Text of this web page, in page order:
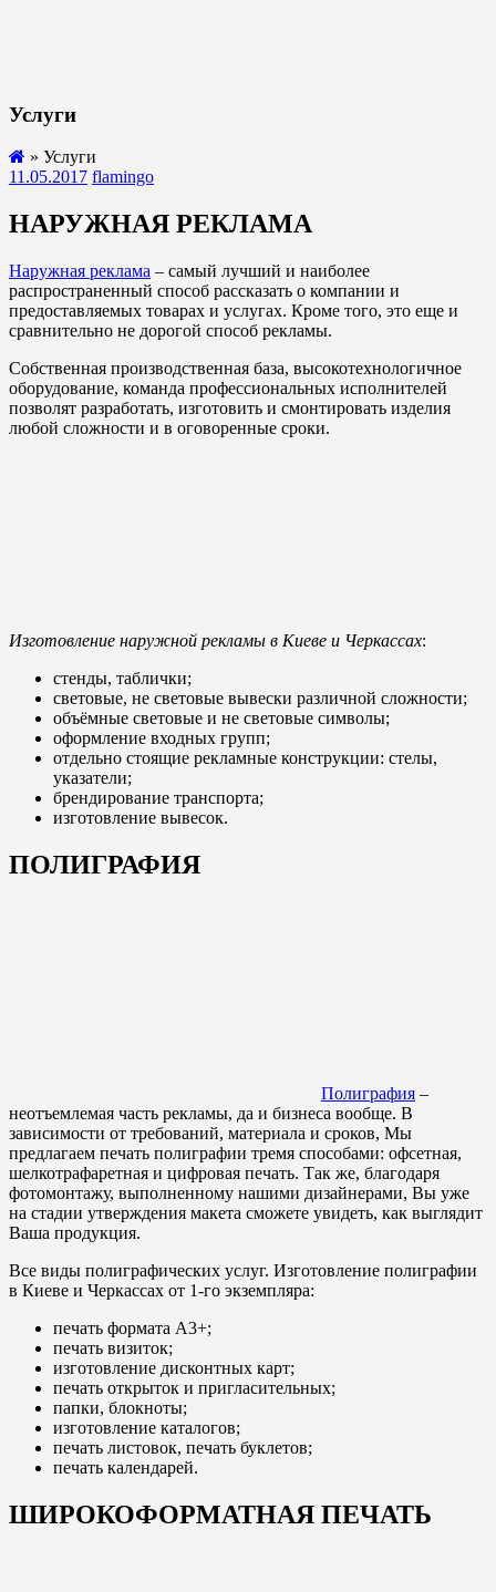
Услуги
» Услуги
11.05.2017 flamingo
НАРУЖНАЯ РЕКЛАМА
Наружная реклама – самый лучший и наиболее
распространенный способ рассказать о компании и
предоставляемых товарах и услугах. Кроме того, это еще и
сравнительно не дорогой способ рекламы.
Собственная производственная база, высокотехнологичное
оборудование, команда профессиональных исполнителей
позволят разработать, изготовить и смонтировать изделия
любой сложности и в оговоренные сроки.
Изготовление наружной рекламы в Киеве и Черкассах:
стенды, таблички;
световые, не световые вывески различной сложности;
объёмные световые и не световые символы;
оформление входных групп;
отдельно стоящие рекламные конструкции: стелы,
указатели;
брендирование транспорта;
изготовление вывесок.
ПОЛИГРАФИЯ
Полиграфия –
неотъемлемая часть рекламы, да и бизнеса вообще. В
зависимости от требований, материала и сроков, Мы
предлагаем печать полиграфии тремя способами: офсетная,
шелкотрафаретная и цифровая печать. Так же, благодаря
фотомонтажу, выполненному нашими дизайнерами, Вы уже
на стадии утверждения макета сможете увидеть, как выглядит
Ваша продукция.
Все виды полиграфических услуг. Изготовление полиграфии
в Киеве и Черкассах от 1-го экземпляра:
печать формата А3+;
печать визиток;
изготовление дисконтных карт;
печать открыток и пригласительных;
папки, блокноты;
изготовление каталогов;
печать листовок, печать буклетов;
печать календарей.
ШИРОКОФОРМАТНАЯ ПЕЧАТЬ